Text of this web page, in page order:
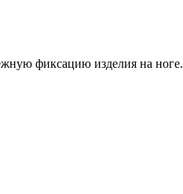
фиксацию изделия на ноге.